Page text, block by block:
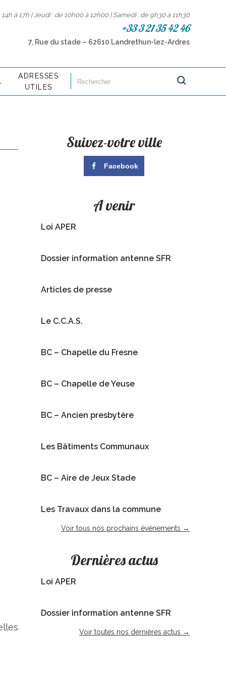
à 17h | Jeudi : de 10h00 à 12h00 | Samedi : de 9h30 à 11h30
+33 3 21 35 42 46
7, Rue du stade – 62610 Landrethun-lez-Ardres
ADRESSES
UTILES
Suivez-votre ville
Facebook
A venir
Loi APER
Dossier information antenne SFR
Articles de presse
Le C.C.A.S.
BC – Chapelle du Fresne
BC – Chapelle de Yeuse
BC – Ancien presbytère
Les Bâtiments Communaux
BC – Aire de Jeux Stade
Les Travaux dans la commune
Voir tous nos prochains événements →
Dernières actus
Loi APER
Dossier information antenne SFR
Voir toutes nos dernières actus →